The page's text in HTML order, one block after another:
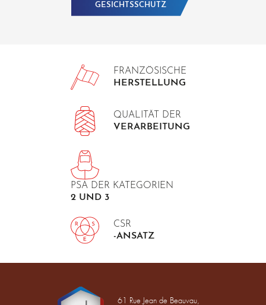
GESICHTSSCHUTZ
FRANZÖSISCHE
HERSTELLUNG
QUALITÄT DER
VERARBEITUNG
PSA DER KATEGORIEN
2 UND 3
CSR
-ANSATZ
61 Rue Jean de Beauvau,